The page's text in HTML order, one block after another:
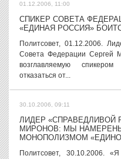
01.12.2006, 11:00
СПИКЕР СОВЕТА
«ЕДИНАЯ РОССИЯ»
Политсовет, 01.12.2006.
Совета Федерации Сергей
возглавляемую
отказаться от...
30.10.2006, 09:11
ЛИДЕР «СПРАВЕДЛИВОЙ
МИРОНОВ: МЫ
МОНОПОЛИЗМОМ
Политсовет, 30.10.2006.